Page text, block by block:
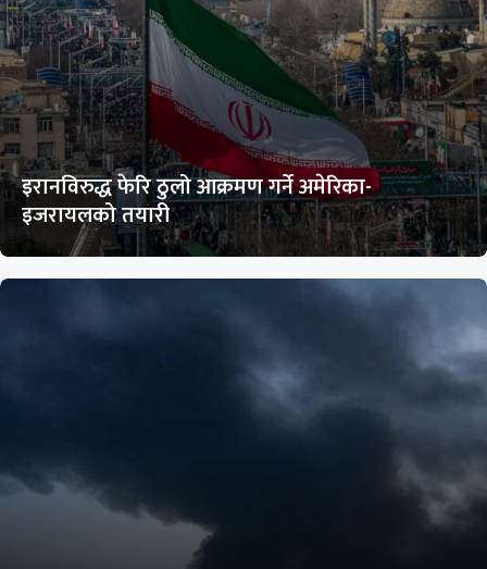
इरानविरुद्ध फेरि ठुलो आक्रमण गर्ने अमेरिका-
इजरायलको तयारी